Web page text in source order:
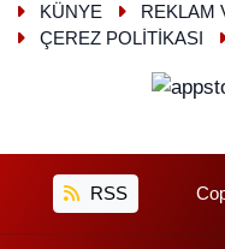
KÜNYE
REKLAM
ÇEREZ POLİTİKASI
RSS